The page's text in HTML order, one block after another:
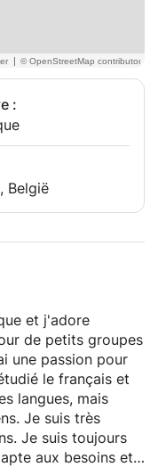
|
:
België
et j'adore
de petits groupes
une passion pour
le français et
langues, mais
Je suis très
Je suis toujours
aux besoins et